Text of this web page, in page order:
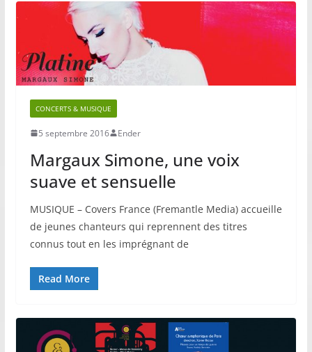
CONCERTS & MUSIQUE
5 septembre 2016 Ender
Margaux Simone, une voix
suave et sensuelle
MUSIQUE – Covers France (Fremantle Media) accueille
de jeunes chanteurs qui reprennent des titres
connus tout en les imprégnant de
Read More